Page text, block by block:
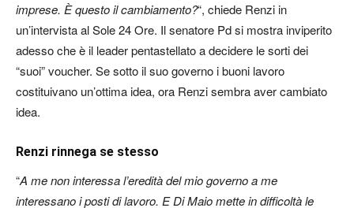
imprese. È questo il cambiamento?“, chiede Renzi in
un’intervista al Sole 24 Ore. Il senatore Pd si mostra inviperito
adesso che è il leader pentastellato a decidere le sorti dei
“suoi” voucher. Se sotto il suo governo i buoni lavoro
costituivano un’ottima idea, ora Renzi sembra aver cambiato
idea.
Renzi rinnega se stesso
“A me non interessa l’eredità del mio governo a me
interessano i posti di lavoro. E Di Maio mette in difficoltà le